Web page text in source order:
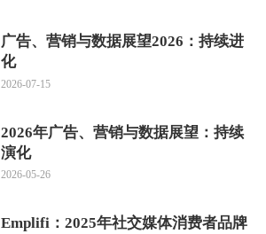
广告、营销与数据展望2026：持续进
化
2026-07-15
2026年广告、营销与数据展望：持续
演化
2026-05-26
Emplifi：2025年社交媒体消费者品牌